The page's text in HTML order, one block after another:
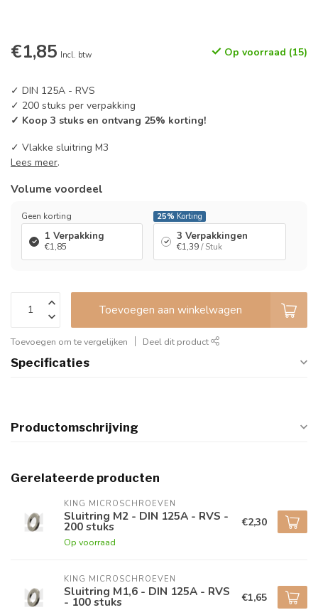
€1,85 Incl. btw Op voorraad (15)
✓ DIN 125A - RVS
✓ 200 stuks per verpakking
✓ Koop 3 stuks en ontvang 25% korting!
✓ Vlakke sluitring M3
Lees meer.
Volume voordeel
Geen korting
1 Verpakking
€1,85
25% Korting
3 Verpakkingen
€1,39/ Stuk
Toevoegen aan winkelwagen
Toevoegen om te vergelijken Deel dit product
Specificaties
Productomschrijving
Gerelateerde producten
KING MICROSCHROEVEN
Sluitring M2 - DIN 125A - RVS -
200 stuks
Op voorraad
€2,30
KING MICROSCHROEVEN
Sluitring M1,6 - DIN 125A - RVS
- 100 stuks €1,65